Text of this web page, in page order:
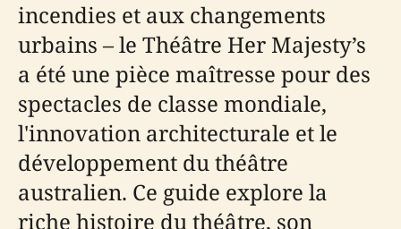
incendies et aux changements
urbains – le Théâtre Her Majesty’s
a été une pièce maîtresse pour des
spectacles de classe mondiale,
l'innovation architecturale et le
développement du théâtre
australien. Ce guide explore la
riche histoire du théâtre, son